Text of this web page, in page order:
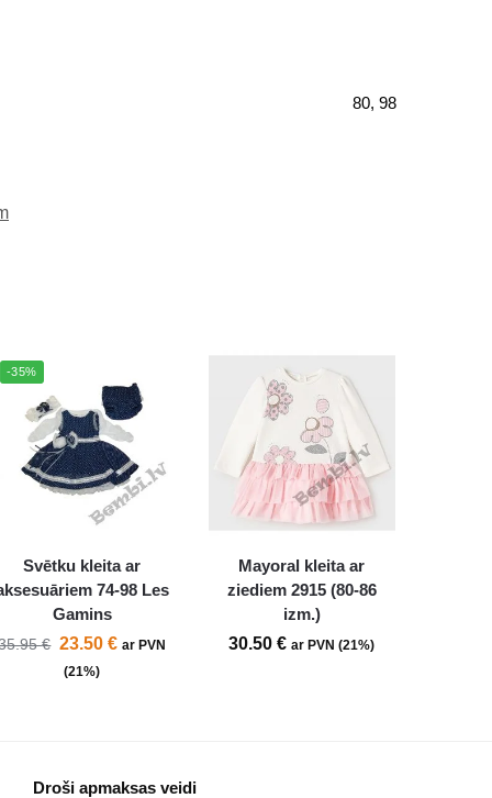
80, 98
-35%
Svētku kleita ar
74-98 Les
Gamins
€ 23.50€ ar PVN
(21%)
Mayoral kleita ar
ziediem 2915 (80-86
izm.)
30.50€ ar PVN (21%)
Droši apmaksas veidi